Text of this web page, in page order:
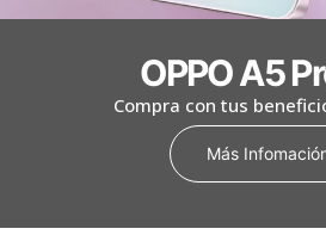
OPPO A5
Compra con tus
Más